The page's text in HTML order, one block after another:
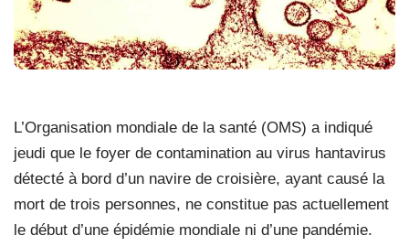
L’Organisation mondiale de la santé (OMS) a indiqué
jeudi que le foyer de contamination au virus hantavirus
détecté à bord d’un navire de croisière, ayant causé la
mort de trois personnes, ne constitue pas actuellement
le début d’une épidémie mondiale ni d’une pandémie.